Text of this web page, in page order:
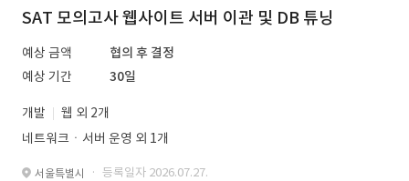
SAT 모의고사 웹사이트 서버 이관 및 DB 튜닝
예상 금액
협의 후 결정
예상 기간
30일
개발
웹 외 2개
네트워크ㆍ서버 운영 외 1개
서울특별시 · 등록일자 2026.07.27.